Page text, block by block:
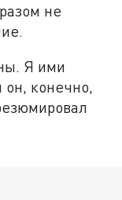
не
Я ими
он, конечно,